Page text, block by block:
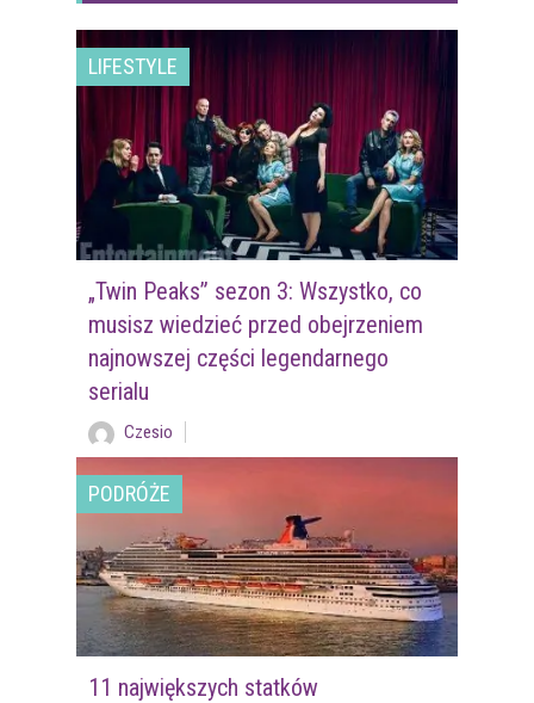
LIFESTYLE
„Twin Peaks” sezon 3: Wszystko, co
musisz wiedzieć przed obejrzeniem
najnowszej części legendarnego
serialu
Czesio
PODRÓŻE
11 największych statków